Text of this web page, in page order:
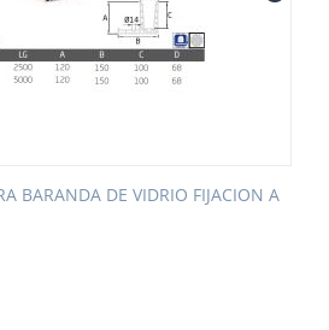
BARANDA DE VIDRIO FIJACION A